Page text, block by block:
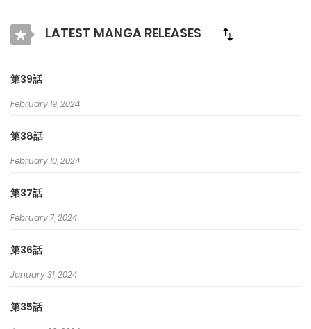
LATEST MANGA RELEASES
第39話
February 19, 2024
第38話
February 10, 2024
第37話
February 7, 2024
第36話
January 31, 2024
第35話